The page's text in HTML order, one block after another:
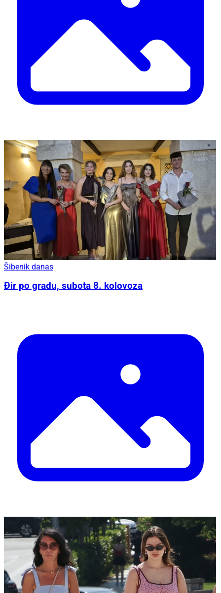
Šibenik danas
Đir po gradu, subota 8. kolovoza